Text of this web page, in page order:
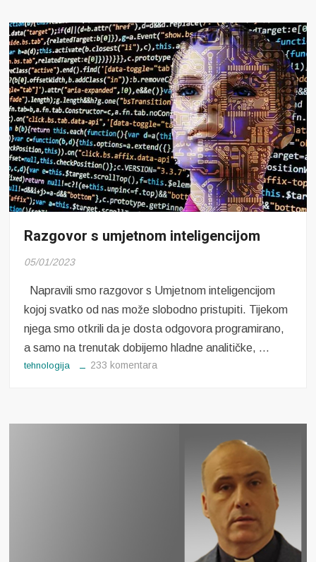
Aleksićem
Razgovor s umjetnom inteligencijom
05/01/2023
Napravili smo razgovor s Umjetnom inteligencijom
kojoj svatko od nas može slobodno pristupiti. Tijekom
njega smo otkrili da je dosta odgovora programirano,
a samo na trenutak dobijemo hladne analitičke, …
tehnologija 233 komentara